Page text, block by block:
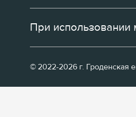
При использовании
© 2022-2026 г. Гроденская